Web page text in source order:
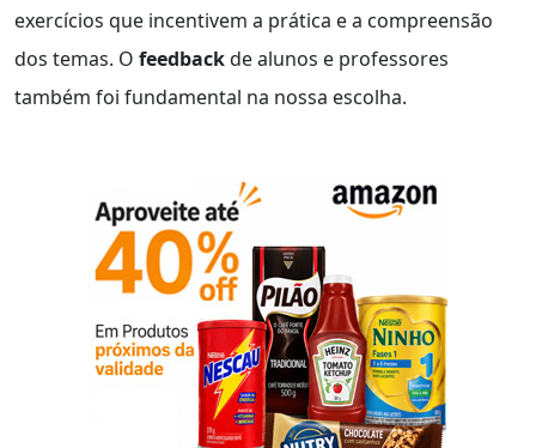
exercícios que incentivem a prática e a compreensão
dos temas. O feedbackde alunos e professores
também foi fundamental na nossa escolha.